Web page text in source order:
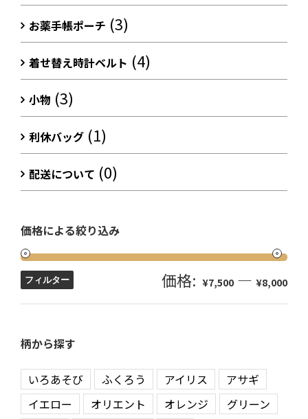
お薬手帳ポーチ (3)
着せ替え時計ベルト (4)
小物 (3)
利休バッグ (1)
配送について (0)
価格による絞り込み
フィルター 価格: ¥7,500 — ¥8,000
柄から探す
いろあそび ふくろう アイリス
アサギ
イエロー
オリエント オレンジ
グリーン